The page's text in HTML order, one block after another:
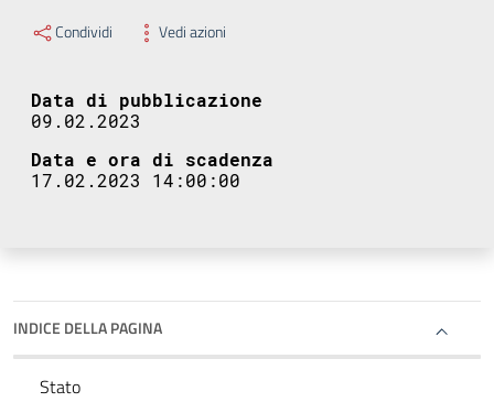
Condividi Vedi azioni
Data di pubblicazione
09.02.2023
Data e ora di scadenza
17.02.2023 14:00:00
INDICE DELLA PAGINA
Stato